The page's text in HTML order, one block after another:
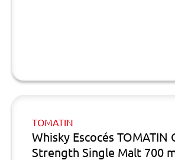
TOMATIN
Whisky Escocés TOMATIN
Strength Single Malt 700